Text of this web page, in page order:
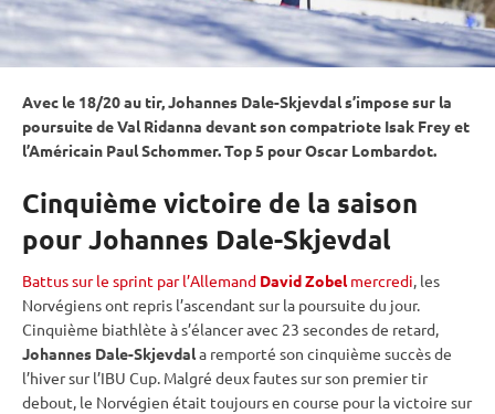
Avec le 18/20 au tir, Johannes Dale-Skjevdal s’impose sur la
poursuitede Val Ridanna devant son compatriote Isak Frey et
l’Américain Paul Schommer. Top 5 pour Oscar Lombardot.
Cinquième victoire de la saison
pour Johannes Dale-Skjevdal
Battus sur le sprint par l’Allemand David Zobelmercredi, les
Norvégiens ont repris l’ascendant sur la poursuite du jour.
Cinquième biathlète à s’élancer avec 23 secondes de retard,
Johannes Dale-Skjevdala remporté son cinquième succès de
l’hiver sur l’IBU Cup. Malgré deux fautes sur son premier tir
debout, le Norvégien était toujours en course pour la victoire sur